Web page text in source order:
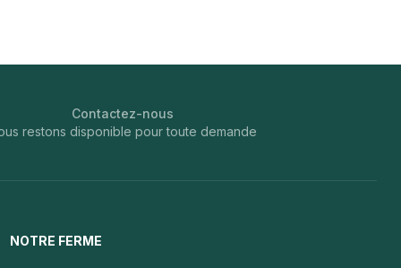
Contactez-nous
restons disponible pour toute demande
NOTRE FERME